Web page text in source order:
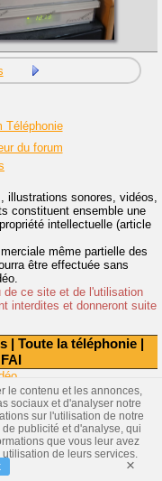
Toute la téléphonie
Téléphonie
du forum
illustrations sonores, vidéos,
constituent ensemble une
intellectuelle (article
même partielle des
être effectuée sans
de ce site et de l'utilisation
interdites et donneront suite
le contenu et les annonces,
sociaux et d'analyser notre
sur l'utilisation de notre
publicité et d'analyse, qui
que vous leur avez
de leurs services.
×